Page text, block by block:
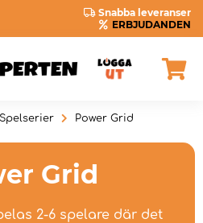
Snabba leveranser
ERBJUDANDEN
Spelserier Power Grid
Grid
2-6 spelare där det